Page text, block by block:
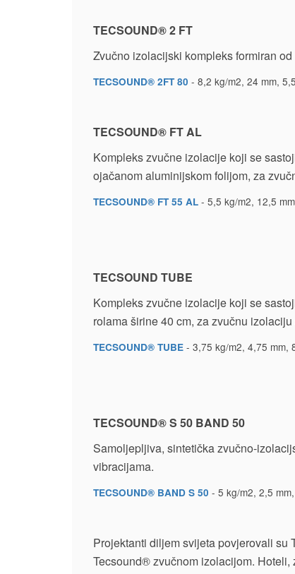
TECSOUND® 2 FT
Zvučno izolacijski kompleks formiran
TECSOUND® 2FT 80 - 8,2 kg/m2, 24 mm,
TECSOUND® FT AL
Kompleks zvučne izolacije koji se
ojačanom aluminijskom folijom, za
TECSOUND® FT 55 AL - 5,5 kg/m2, 12,5
TECSOUND TUBE
Kompleks zvučne izolacije koji se
rolama širine 40 cm, za zvučnu
TECSOUND® TUBE - 3,75 kg/m2, 4,75 mm,
TECSOUND® S 50 BAND 50
Samoljepljiva, sintetička zvučno-
vibracijama.
TECSOUND® BAND S 50 - 5 kg/m2, 2,5
Projektanti diljem svijeta povjerovali su
Tecsound® zvučnom izolacijom.